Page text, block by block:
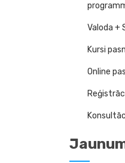
Valoda +
Kursi
Online